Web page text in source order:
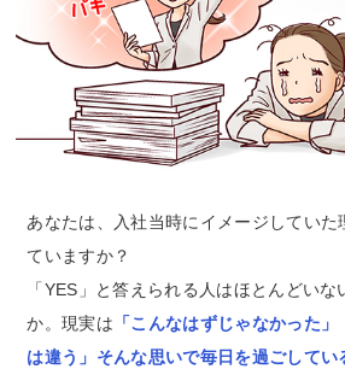
あなたは、入社当時にイメージしていた
ていますか？
「YES」と答えられる人はほとんどいな
か。現実は 「こんなはずじゃなかった
は違う」そんな思いで毎日を過ごしてい